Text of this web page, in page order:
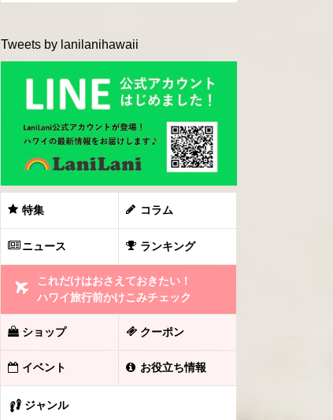
Tweets by lanilanihawaii
特集 コラム
ニュース ランキング
これだけはおさえておきたい！
ハワイ旅行前かけこみチェック
ショップ クーポン
イベント お役立ち情報
ジャンル